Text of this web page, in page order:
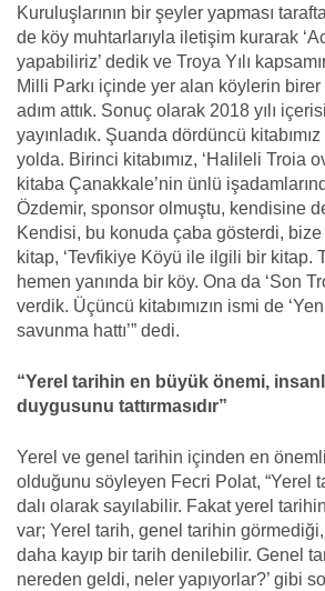
Kuruluşlarının bir şeyler yapması
de köy muhtarlarıyla iletişim kurarak
yapabiliriz’ dedik ve Troya Yılı
Milli Parkı içinde yer alan köylerin birer
adım attık. Sonuç olarak 2018 yılı
yayınladık. Şuanda dördüncü kitabımız
yolda. Birinci kitabımız, ‘Halileli Troia
kitaba Çanakkale’nin ünlü
Özdemir, sponsor olmuştu, kendisine
Kendisi, bu konuda çaba gösterdi, bize
kitap, ‘Tevfikiye Köyü ile ilgili bir kitap.
hemen yanında bir köy. Ona da ‘Son
verdik. Üçüncü kitabımızın ismi de
savunma hattı’” dedi.
“Yerel tarihin en büyük önemi,
duygusunu tattırmasıdır”
Yerel ve genel tarihin içinden en
olduğunu söyleyen Fecri Polat, “Yerel
dalı olarak sayılabilir. Fakat yerel
var; Yerel tarih, genel tarihin
daha kayıp bir tarih denilebilir. Genel
nereden geldi, neler yapıyorlar?’ gibi